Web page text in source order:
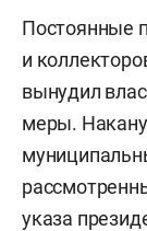
Постоянные
и
вынудил
меры.
указа